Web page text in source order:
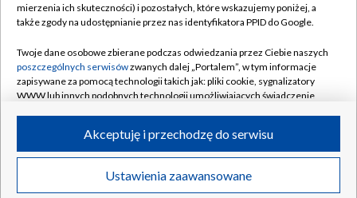
Naziemna Telewizja Cyfrowa
Rada Programowa
System NOS
Informacje o nadawcy
Program dla prasy
Ogłoszenie przetargowe
Pomoc
Kontakt
Kanały
©2026 Telewizja Polska S.A. w likwidacji
mierzenia ich skuteczności) i pozostałych, które wskazujemy poniżej, a
także zgody na udostępnianie przez nas identyfikatora PPID do Google.
Twoje dane osobowe zbierane podczas odwiedzania przez Ciebie naszych
poszczególnych serwisówzwanych dalej „Portalem”, w tym informacje
zapisywane za pomocą technologii takich jak: pliki cookie, sygnalizatory
WWW lub innych podobnych technologii umożliwiających świadczenie
ruchu w Internecie.
Twoje dane osobowe zbierane podczas odwiedzania przez Ciebie
poszczególnych serwisówna Portalu, takie jak adresy IP, identyfikatory
Ustawienia zaawansowane
Akceptuję i przechodzę do serwisu